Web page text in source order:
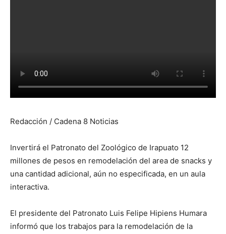
Redacción / Cadena 8 Noticias
Invertirá el Patronato del Zoológico de Irapuato 12
millones de pesos en remodelación del area de snacks y
una cantidad adicional, aún no especificada, en un aula
interactiva.
El presidente del Patronato Luis Felipe Hipiens Humara
informó que los trabajos para la remodelación de la